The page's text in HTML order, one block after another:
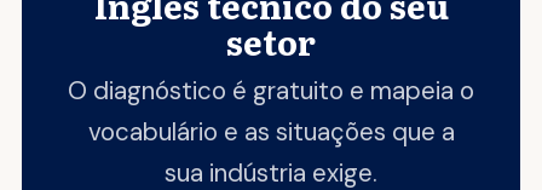
setor
O diagnóstico é gratuito e mapeia o
vocabulário e as situações que a
sua indústria exige.